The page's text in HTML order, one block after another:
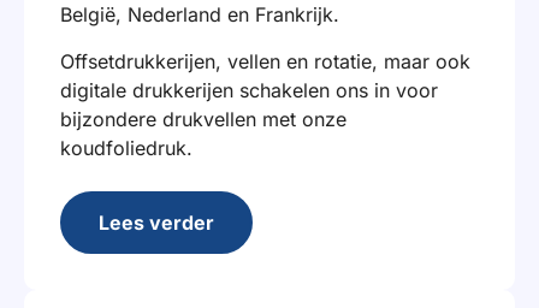
België, Nederland en Frankrijk.
Offsetdrukkerijen, vellen en rotatie, maar ook
digitale drukkerijen schakelen ons in voor
bijzondere drukvellen met onze
koudfoliedruk.
Lees verder